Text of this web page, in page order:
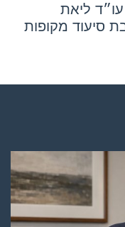
ליאת
סיעוד מקופות